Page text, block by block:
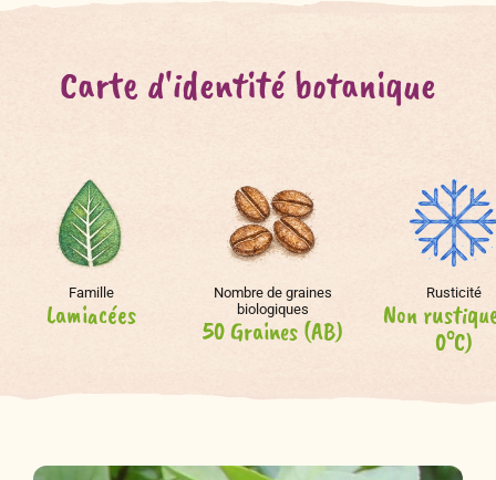
Carte d'identité botanique
Famille
Lamiacées
Nombre de graines
biologiques
50 Graines (AB)
Rusticité
Non
0°C)